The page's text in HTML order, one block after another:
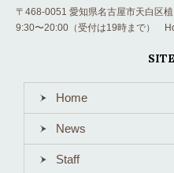
〒468-0051 愛知県名古屋市天白区
9:30〜20:00（受付は19時まで）
Home
News
Staff